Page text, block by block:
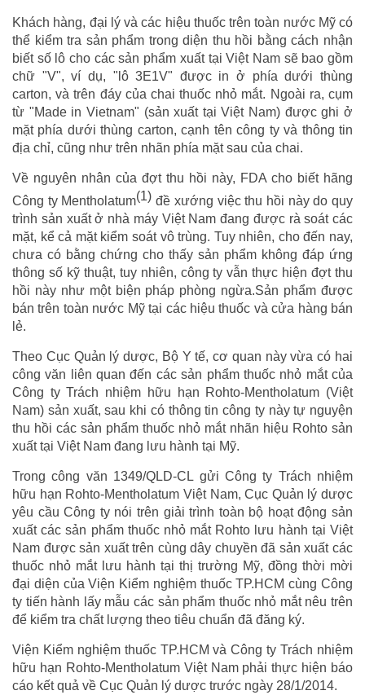
Khách hàng, đại lý và các hiệu thuốc trên toàn nước Mỹ có
thể kiểm tra sản phẩm trong diện thu hồi bằng cách nhận
biết số lô cho các sản phẩm xuất tại Việt Nam sẽ bao gồm
chữ "V", ví dụ, "lô 3E1V" được in ở phía dưới thùng
carton, và trên đáy của chai thuốc nhỏ mắt. Ngoài ra, cụm
từ "Made in Vietnam" (sản xuất tại Việt Nam) được ghi ở
mặt phía dưới thùng carton, cạnh tên công ty và thông tin
địa chỉ, cũng như trên nhãn phía mặt sau của chai.
Về nguyên nhân của đợt thu hồi này, FDA cho biết hãng
Công ty Mentholatum(1) đề xướng việc thu hồi này do quy
trình sản xuất ở nhà máy Việt Nam đang được rà soát các
mặt, kể cả mặt kiểm soát vô trùng. Tuy nhiên, cho đến nay,
chưa có bằng chứng cho thấy sản phẩm không đáp ứng
thông số kỹ thuật, tuy nhiên, công ty vẫn thực hiện đợt thu
hồi này như một biện pháp phòng ngừa.Sản phẩm được
bán trên toàn nước Mỹ tại các hiệu thuốc và cửa hàng bán
lẻ.
Theo Cục Quản lý dược, Bộ Y tế, cơ quan này vừa có hai
công văn liên quan đến các sản phẩm thuốc nhỏ mắt của
Công ty Trách nhiệm hữu hạn Rohto-Mentholatum (Việt
Nam) sản xuất, sau khi có thông tin công ty này tự nguyện
thu hồi các sản phẩm thuốc nhỏ mắt nhãn hiệu Rohto sản
xuất tại Việt Nam đang lưu hành tại Mỹ.
Trong công văn 1349/QLD-CL gửi Công ty Trách nhiệm
hữu hạn Rohto-Mentholatum Việt Nam, Cục Quản lý dược
yêu cầu Công ty nói trên giải trình toàn bộ hoạt động sản
xuất các sản phẩm thuốc nhỏ mắt Rohto lưu hành tại Việt
Nam được sản xuất trên cùng dây chuyền đã sản xuất các
thuốc nhỏ mắt lưu hành tại thị trường Mỹ, đồng thời mời
đại diện của Viện Kiểm nghiệm thuốc TP.HCM cùng Công
ty tiến hành lấy mẫu các sản phẩm thuốc nhỏ mắt nêu trên
để kiểm tra chất lượng theo tiêu chuẩn đã đăng ký.
Viện Kiểm nghiệm thuốc TP.HCM và Công ty Trách nhiệm
hữu hạn Rohto-Mentholatum Việt Nam phải thực hiện báo
cáo kết quả về Cục Quản lý dược trước ngày 28/1/2014.